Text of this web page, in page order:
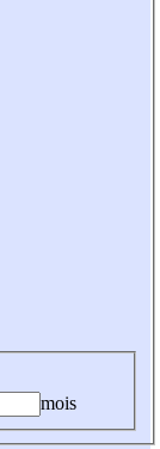
mois